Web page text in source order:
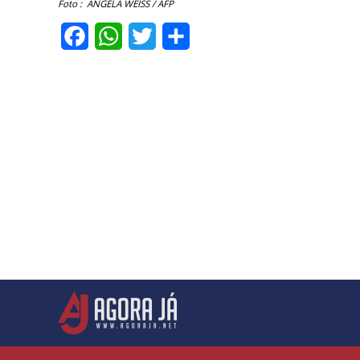
Foto : ANGELA WEISS / AFP
FacebookWhatsApp
Twitter